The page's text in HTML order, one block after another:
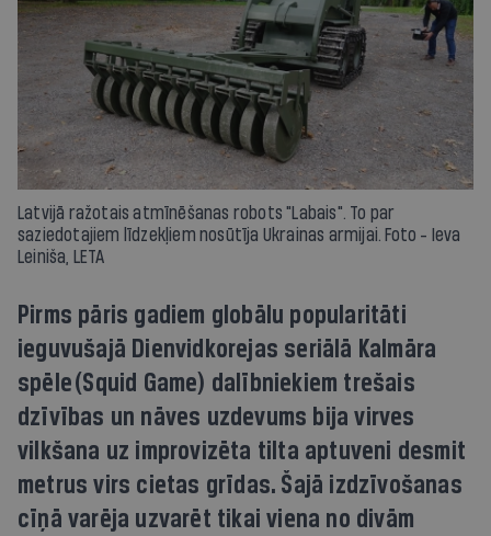
Latvijā ražotais atmīnēšanas robots "Labais". To par
saziedotajiem līdzekļiem nosūtīja Ukrainas armijai. Foto - Ieva
Leiniša, LETA
Pirms pāris gadiem globālu popularitāti
ieguvušajā Dienvidkorejas seriālā Kalmāra
spēle (Squid Game) dalībniekiem trešais
dzīvības un nāves uzdevums bija virves
vilkšana uz improvizēta tilta aptuveni desmit
metrus virs cietas grīdas. Šajā izdzīvošanas
cīņā varēja uzvarēt tikai viena no divām